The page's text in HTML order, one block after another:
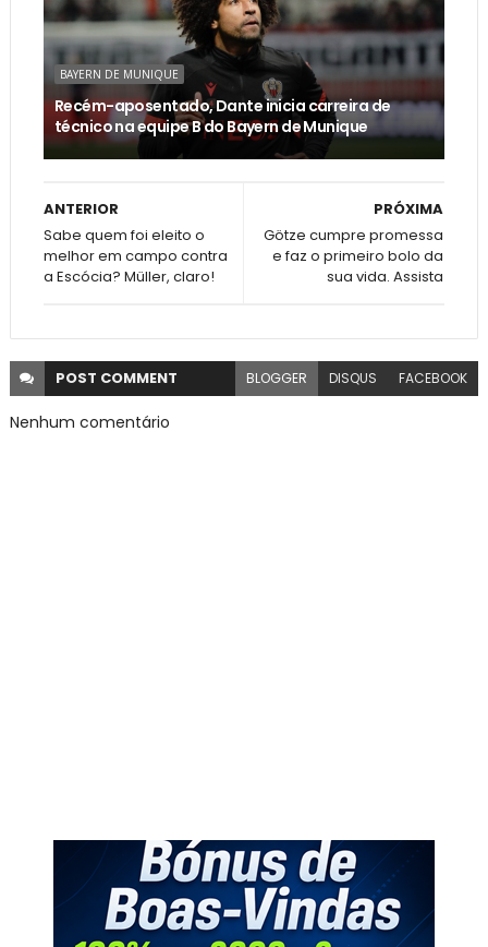
BAYERN DE MUNIQUE
Recém-aposentado, Dante inicia carreira de
técnico na equipe B do Bayern de Munique
PRÓXIMA
Götze cumpre promessa
e faz o primeiro bolo da
sua vida. Assista
ANTERIOR
Sabe quem foi eleito o
melhor em campo contra
a Escócia? Müller, claro!
POST COMMENT BLOGGER DISQUS FACEBOOK
Nenhum comentário